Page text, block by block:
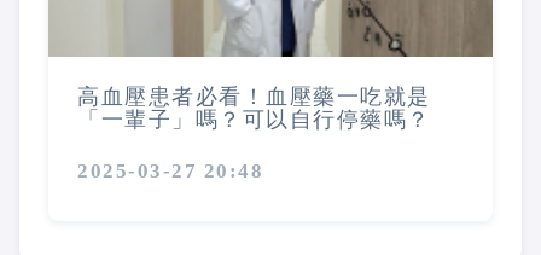
高血壓患者必看！血壓藥一吃就是
「一輩子」嗎？可以自行停藥嗎？
2025-03-27 20:48